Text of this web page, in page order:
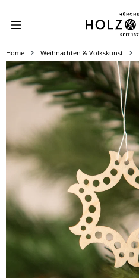
Zum Hauptinhalt springen
Home Weihnachten & Volkskunst
Bildergalerie überspringen